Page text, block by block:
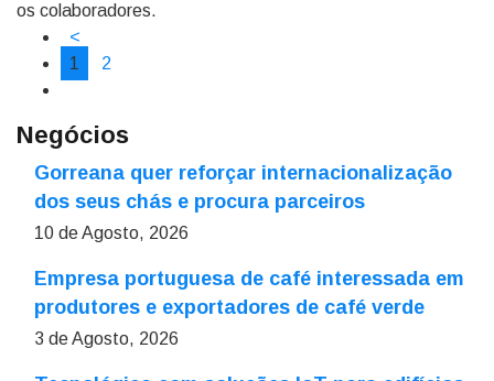
os colaboradores.
<
1
2
Negócios
Gorreana quer reforçar internacionalização
dos seus chás e procura parceiros
10 de Agosto, 2026
Empresa portuguesa de café interessada em
produtores e exportadores de café verde
3 de Agosto, 2026